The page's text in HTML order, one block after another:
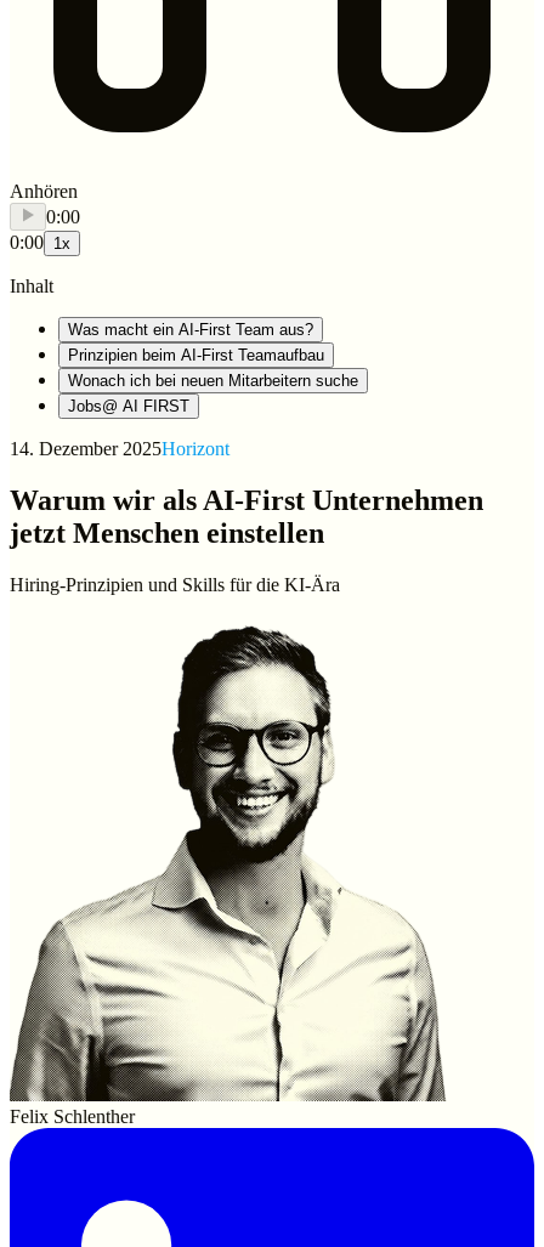
Anhören
0:00
0:00 1x
Inhalt
Was macht ein AI-First Team aus?
Prinzipien beim AI-First Teamaufbau
Wonach ich bei neuen Mitarbeitern suche
Jobs@ AI FIRST
14. Dezember 2025Horizont
Warum wir als AI-First Unternehmen
jetzt Menschen einstellen
Hiring-Prinzipien und Skills für die KI-Ära
Felix Schlenther